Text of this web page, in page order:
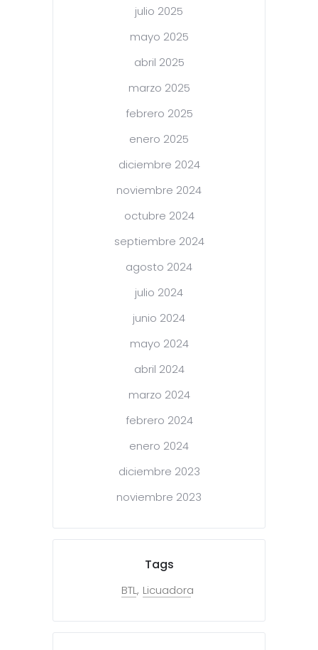
julio 2025
mayo 2025
abril 2025
marzo 2025
febrero 2025
enero 2025
diciembre 2024
noviembre 2024
octubre 2024
septiembre 2024
agosto 2024
julio 2024
junio 2024
mayo 2024
abril 2024
marzo 2024
febrero 2024
enero 2024
diciembre 2023
noviembre 2023
Tags
BTL Licuadora